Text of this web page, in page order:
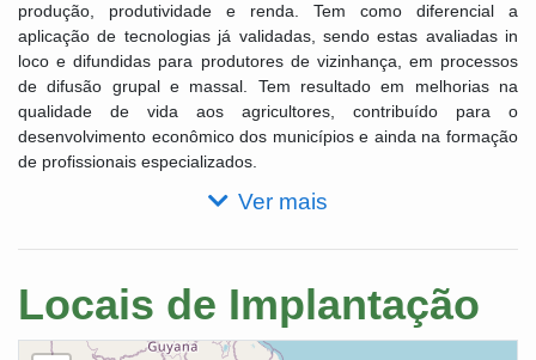
produção, produtividade e renda. Tem como diferencial a
aplicação de tecnologias já validadas, sendo estas avaliadas in
loco e difundidas para produtores de vizinhança, em processos
de difusão grupal e massal. Tem resultado em melhorias na
qualidade de vida aos agricultores, contribuído para o
desenvolvimento econômico dos municípios e ainda na formação
de profissionais especializados.
Ver mais
Locais de Implantação